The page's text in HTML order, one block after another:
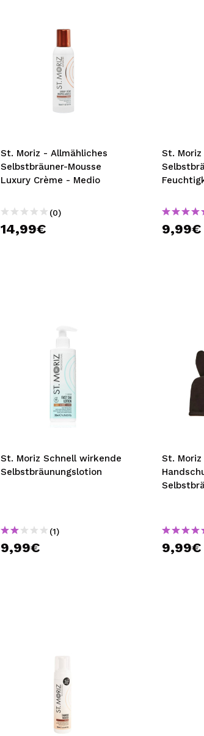
St. Moriz - Allmähliches
Selbstbräuner-Mousse
Luxury Crème - Medio
(0)
14,99€
St. Moriz
9,99€
St. Moriz Schnell wirkende
Selbstbräunungslotion
(1)
9,99€
St.
9,99€